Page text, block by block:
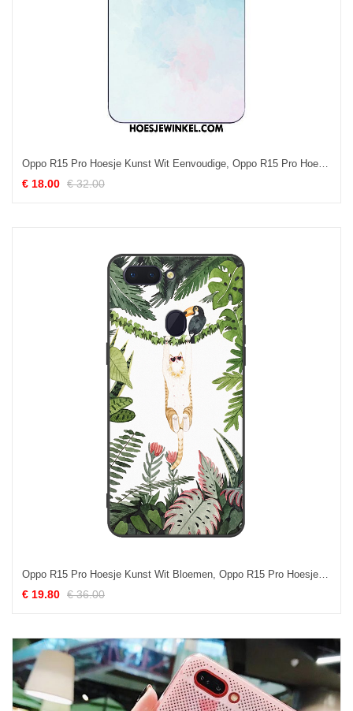
Oppo R15 Pro Hoesje Kunst Wit Eenvoudige, Oppo R15 Pro Hoesje Siliconen Persoonlijk
€ 18.00 € 32.00
Oppo R15 Pro Hoesje Kunst Wit Bloemen, Oppo R15 Pro Hoesje Groen Anti-fall
€ 19.80 € 36.00